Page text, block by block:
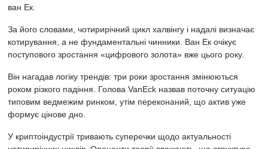
ван Ек.
За його словами, чотирирічний цикл халвінгу і надалі визначає
котирування, а не фундаментальні чинники. Ван Ек очікує
поступового зростання «цифрового золота» вже цього року.
Він нагадав логіку трендів: три роки зростання змінюються
роком різкого падіння. Голова VanEck назвав поточну ситуацію
типовим ведмежим ринком, утім переконаний, що актив уже
формує цінове дно.
У криптоіндустрії тривають суперечки щодо актуальності